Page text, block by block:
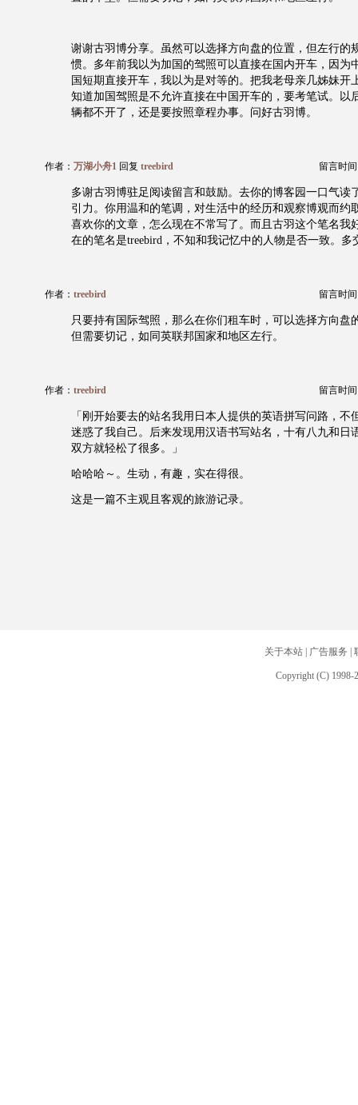
谢谢古羽博分享。虽然可以选择方向盘的位置，但左行的
惯。多年前我以为加国的驾照可以直接在国内开车，因为
国短期直接开车，我以为是对等的。把我老母亲几姊妹开
知道加国驾照是不允许直接在中国开车的，要考笔试。以
辆都不开了，还是要按照章程办事。问好古羽博。
作者： 万湖小舟1 回复 treebird 留言时间
多谢古羽博驻足阅读留言和鼓励。去你的博客园一口气读
引力。你用温和的笔调，对生活中的经历和观察博观而约
喜欢你的文章，怎么现在不常写了。而且古羽这个笔名我
在的笔名是treebird，不知和我记忆中的人物是否一致。多
作者： treebird 留言时间
只要持有国际驾照，那么在你们租车时，可以选择方向盘
但需要切记，如同英联邦国家和地区左行。
作者： treebird 留言时间
「刚开始要去的站名我用日本人提供的英语拼写问路，不
迷惑了我自己。后来发现用汉语书写站名，十有八九和日
双方就轻松了很多。」
哈哈哈～。生动，有趣，实在得很。
这是一篇不主观且客观的旅游记录。
关于本站| 广告服务
Copyright (C) 1998-